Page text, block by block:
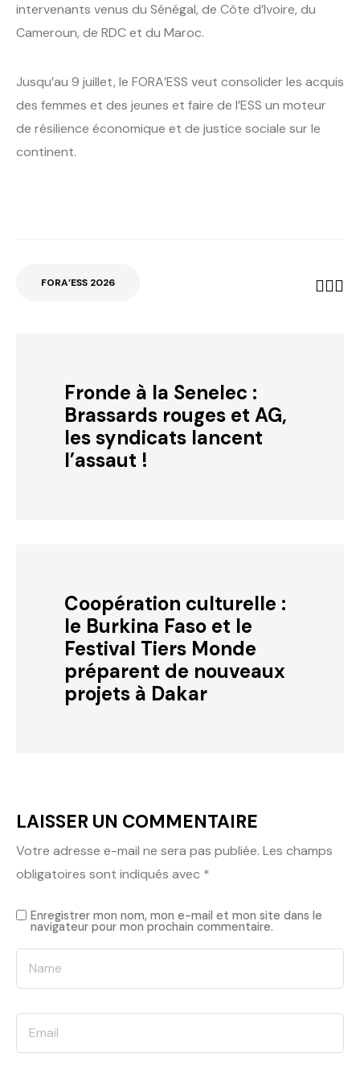
intervenants venus du Sénégal, de Côte d’Ivoire, du
Cameroun, de RDC et du Maroc.
Jusqu’au 9 juillet, le FORA’ESS veut consolider les acquis
des femmes et des jeunes et faire de l’ESS un moteur
de résilience économique et de justice sociale sur le
continent.
FORA’ESS 2026
Fronde à la Senelec :
Brassards rouges et AG,
les syndicats lancent
l’assaut !
Coopération culturelle :
le Burkina Faso et le
Festival Tiers Monde
préparent de nouveaux
projets à Dakar
LAISSER UN COMMENTAIRE
Votre adresse e-mail ne sera pas publiée. Les champs
obligatoires sont indiqués avec *
Enregistrer mon nom, mon e-mail et mon site dans le
navigateur pour mon prochain commentaire.